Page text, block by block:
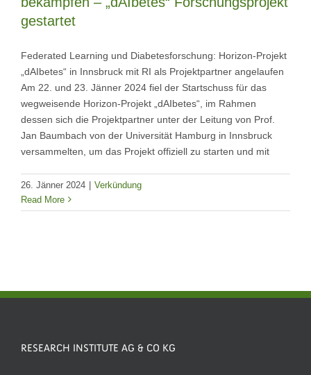
gestartet
Federated Learning und Diabetesforschung: Horizon-Projekt
„dAIbetes“ in Innsbruck mit RI als Projektpartner angelaufen
Am 22. und 23. Jänner 2024 fiel der Startschuss für das
wegweisende Horizon-Projekt „dAIbetes“, im Rahmen
dessen sich die Projektpartner unter der Leitung von Prof.
Jan Baumbach von der Universität Hamburg in Innsbruck
versammelten, um das Projekt offiziell zu starten und mit
26. Jänner 2024
Verkündung
Read More
RESEARCH INSTITUTE AG & CO KG